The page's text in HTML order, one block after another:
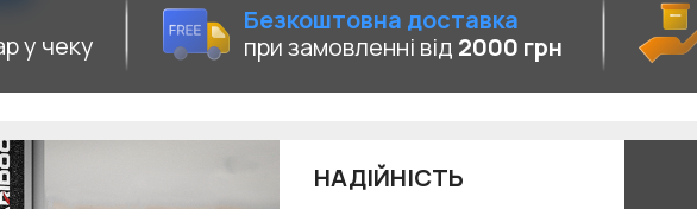
Безкоштовна доставка
при замовленні від 2000 грн
у чеку
НАДІЙНІСТЬ